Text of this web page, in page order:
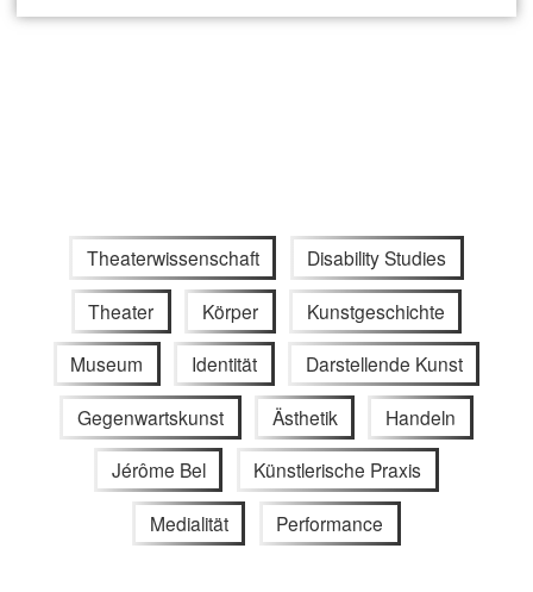
Theaterwissenschaft Disability Studies
Theater Körper Kunstgeschichte
Museum Identität Darstellende Kunst
Gegenwartskunst Ästhetik Handeln
Jérôme Bel Künstlerische Praxis
Medialität Performance